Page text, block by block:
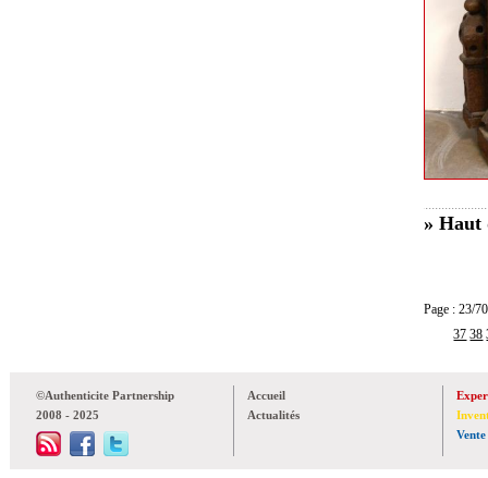
» Haut
Page :
37 38
©Authenticite Partnership
2008 - 2025
Accueil
Actualités
Vente